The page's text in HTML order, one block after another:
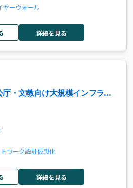
ヤーウォール
詳細を見る
庁・文教向け大規模インフラ案
ワーク設計仮想化
詳細を見る